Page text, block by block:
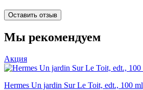
Оставить отзыв
Мы рекомендуем
Акция
Hermes Un jardin Sur Le Toit, edt., 100 ml